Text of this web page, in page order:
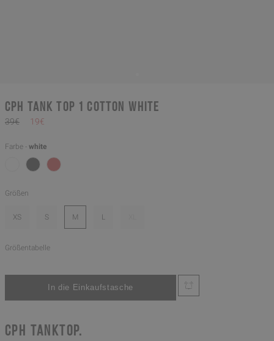
CPH TANK TOP 1 cotton white
39€ 19€
Farbe - white
Größen
XS S M L
Größentabelle
CPH TANKTOP.